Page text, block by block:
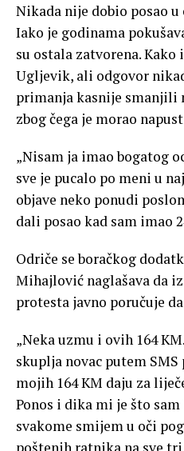
Nikada nije dobio posao
Iako je godinama
su ostala zatvorena.
Ugljevik, ali odgovor
primanja kasnije smanjili
zbog čega je morao
„Nisam ja imao bogatog
sve je pucalo po meni u
objave neko ponudi
dali posao kad sam imao
Odriče se boračkog
Mihajlović naglašava da
protesta javno poručuje
„Neka uzmu i ovih 164
skuplja novac putem SMS
mojih 164 KM daju za
Ponos i dika mi je što
svakome smijem u oči
poštenih ratnika na sve tri